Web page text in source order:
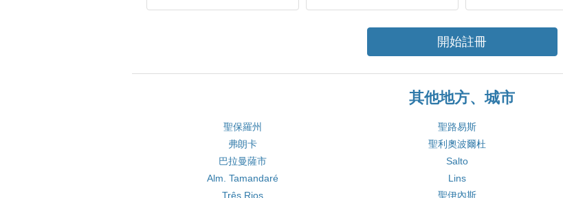
開始註冊
其他地方、城市
聖保羅州 聖路易斯
弗朗卡
聖利奧波爾杜
巴拉曼薩市
Salto
Alm. Tamandaré
Lins
Três Rios
聖伊內斯